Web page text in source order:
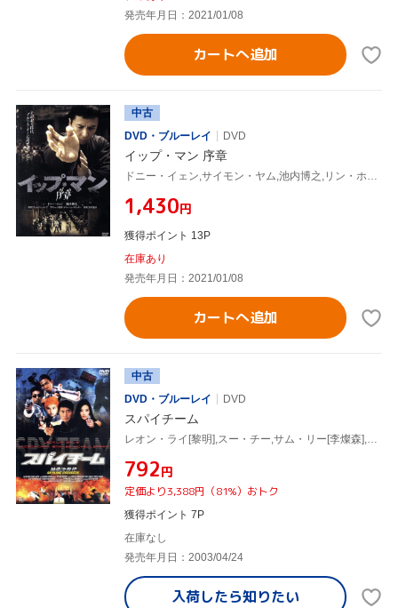
発売年月日：2021/01/08
カートへ追加
中古
DVD・ブルーレイ
DVD
イップ・マン 序章
ドニー・イェン,サイモン・ヤム,池内博之,リン・ホン,ラム・カートン,ルイス・ファン,ウィルソン・イップ(監督),川井憲次(音楽)
¥1,430円
獲得ポイント 13P
在庫あり
発売年月日：2021/01/08
カートへ追加
中古
DVD・ブルーレイ
DVD
スパイチーム
レオン・ライ[黎明],スー・チー,サム・リー[李燦森],ジョーダン・チャン[陳小春],ミシェール・サラーム,ウィルソン・イップ,ステーヴン・チョウ(製作総指揮)
¥792円
定価より3,388円（81%）おトク
獲得ポイント 7P
在庫なし
発売年月日：2003/04/24
入荷したら知りたい